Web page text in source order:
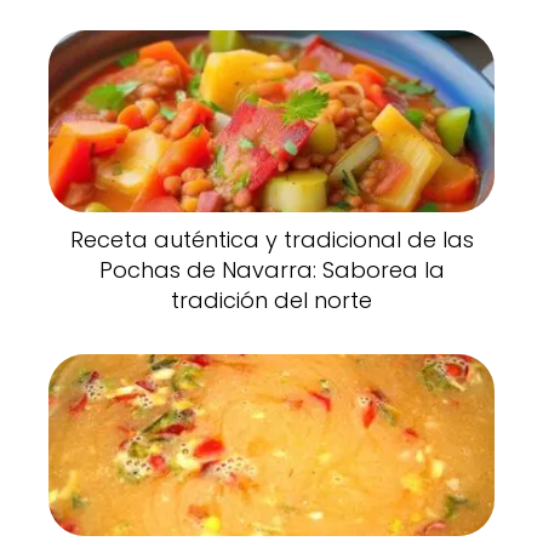
Receta auténtica y tradicional de las
Pochas de Navarra: Saborea la
tradición del norte